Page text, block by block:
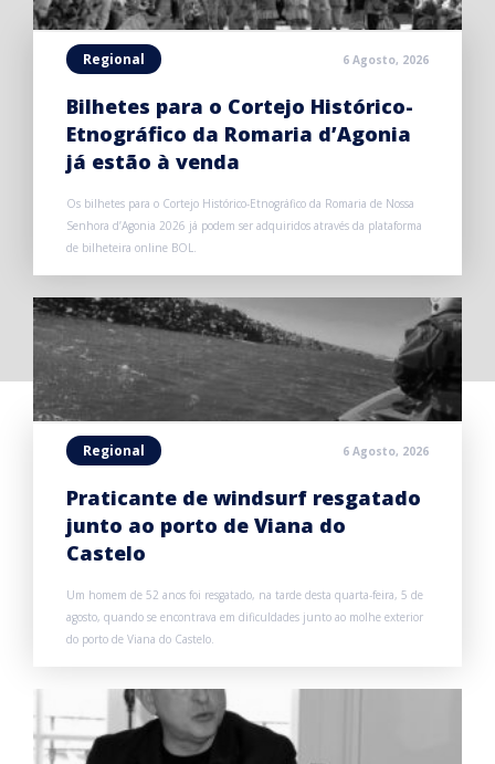
Regional 6 Agosto, 2026
Bilhetes para o Cortejo Histórico-
Etnográfico da Romaria d’Agonia
já estão à venda
Os bilhetes para o Cortejo Histórico-Etnográfico da Romaria de Nossa
Senhora d’Agonia 2026 já podem ser adquiridos através da plataforma
de bilheteira online BOL.
Regional 6 Agosto, 2026
Praticante de windsurf resgatado
junto ao porto de Viana do
Castelo
Um homem de 52 anos foi resgatado, na tarde desta quarta-feira, 5 de
agosto, quando se encontrava em dificuldades junto ao molhe exterior
do porto de Viana do Castelo.